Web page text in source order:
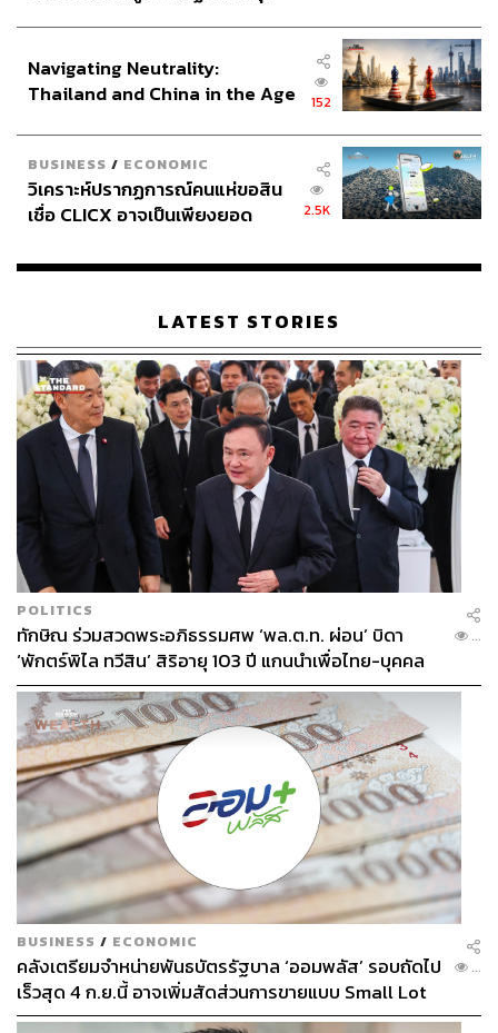
Navigating Neutrality:
Thailand and China in the Age
152
BUSINESS / ECONOMIC
วิเคราะห์ปรากฏการณ์คนแห่ขอสิน
เชื่อ CLICX อาจเป็นเพียงยอด
เรือนไทยที่ถูกซุกไว้
2.5K
LATEST STORIES
POLITICS
ทักษิณ ร่วมสวดพระอภิธรรมศพ ‘พล.ต.ท. ผ่อน’ บิดา
‘พักตร์พิไล ทวีสิน’ สิริอายุ 103 ปี แกนนำเพื่อไทย-บุคคล
หลากวงการร่วมอาลัย
...
BUSINESS / ECONOMIC
คลังเตรียมจำหน่ายพันธบัตรรัฐบาล ‘ออมพลัส’ รอบถัดไป
เร็วสุด 4 ก.ย.นี้ อาจเพิ่มสัดส่วนการขายแบบ Small Lot
First มากขึ้น
...